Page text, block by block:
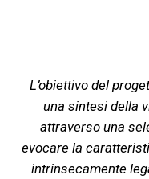
L’obiettivo del
una sintesi della
attraverso una
evocare la
intrinsecamente